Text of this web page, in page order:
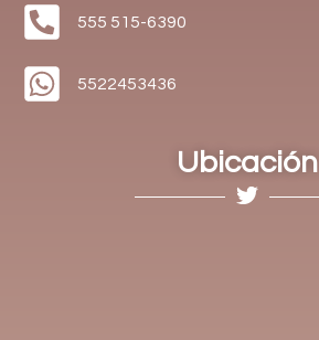
555 515-6390
5522453436
Ubicación